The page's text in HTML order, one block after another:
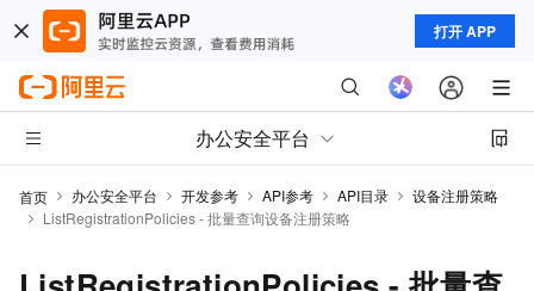
打开 APP
办公安全平台
首页 办公安全平台 开发参考 API参考 API目录
设备注册策略
ListRegistrationPolicies - 批量查询设备注册策略